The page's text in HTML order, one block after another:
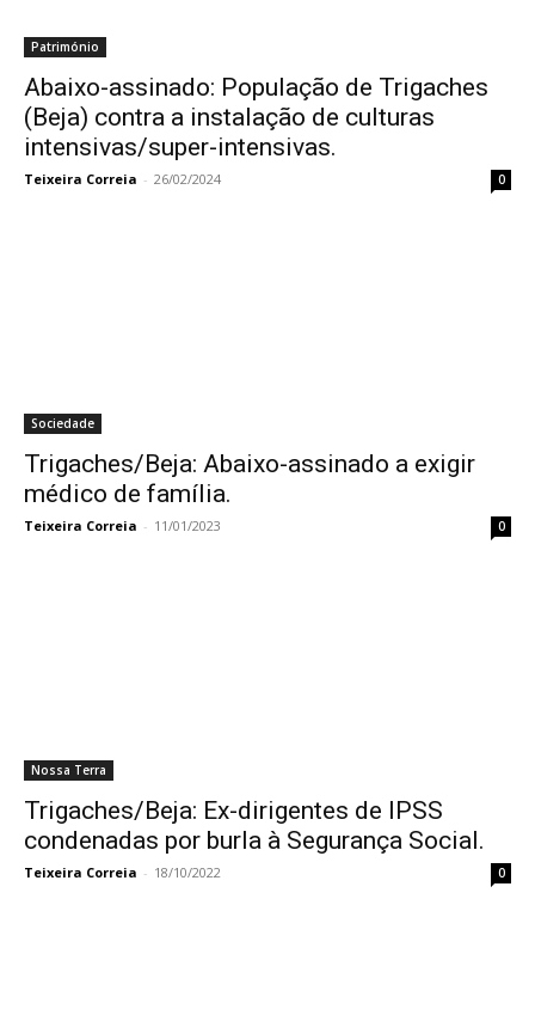
Património
Abaixo-assinado: População de Trigaches
(Beja) contra a instalação de culturas
intensivas/super-intensivas.
Teixeira Correia - 26/02/2024 0
Sociedade
Trigaches/Beja: Abaixo-assinado a exigir
médico de família.
Teixeira Correia - 11/01/2023 0
Nossa Terra
Trigaches/Beja: Ex-dirigentes de IPSS
condenadas por burla à Segurança Social.
Teixeira Correia - 18/10/2022 0